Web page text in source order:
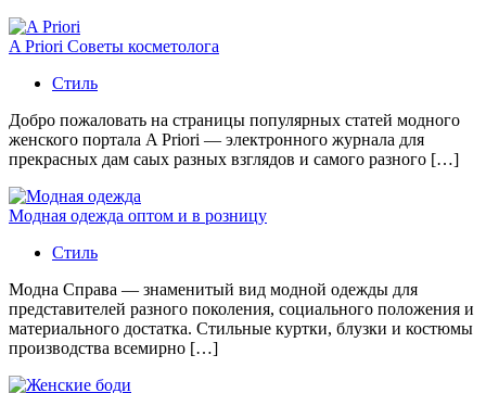
A Priori Советы косметолога
Стиль
Добро пожаловать на страницы популярных статей модного
женского портала A Priori — электронного журнала для
прекрасных дам саых разных взглядов и самого разного […]
Модная одежда оптом и в розницу
Стиль
Модна Справа — знаменитый вид модной одежды для
представителей разного поколения, социального положения и
материального достатка. Стильные куртки, блузки и костюмы
производства всемирно […]